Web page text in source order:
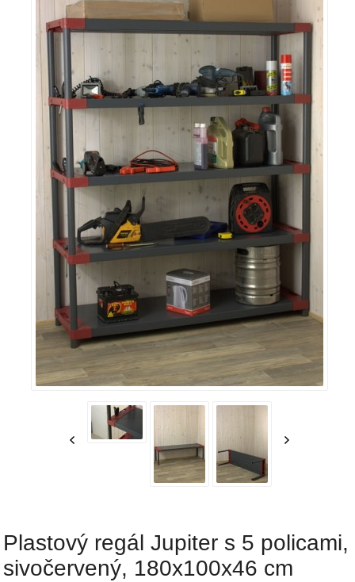
Plastový regál Jupiter s 5 policami,
sivočervený, 180x100x46 cm